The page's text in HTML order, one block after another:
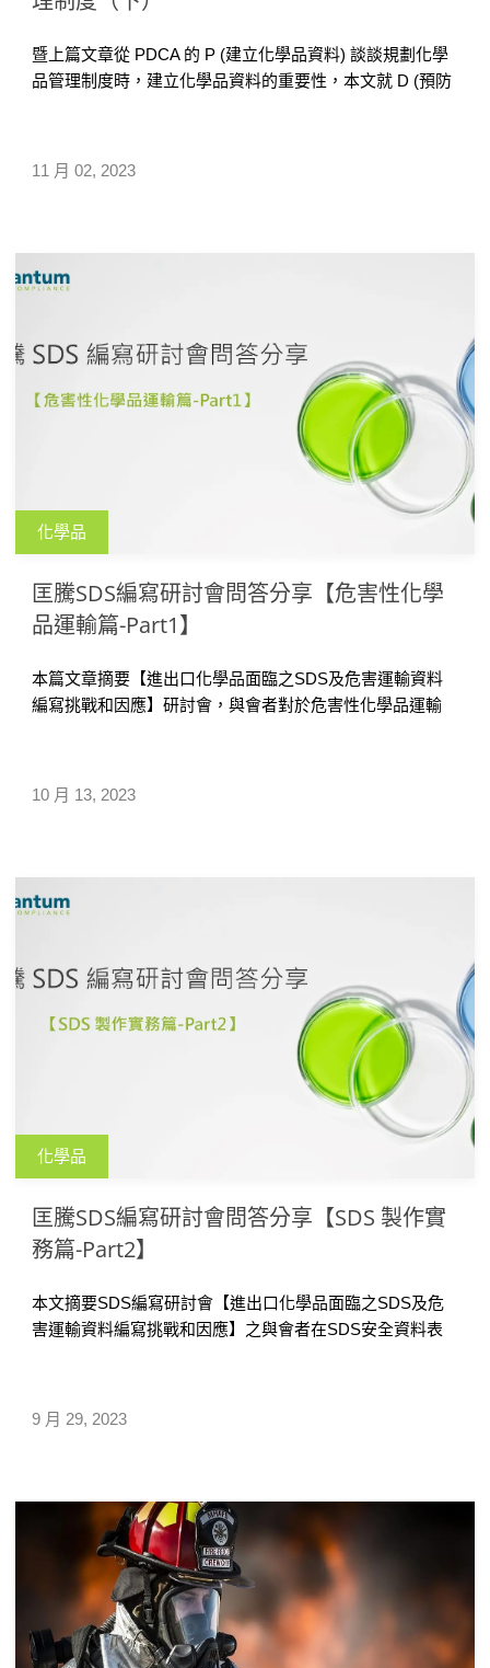
11 月 02, 2023
暨上篇文章從 PDCA 的 P (建立化學品資料) 談談規劃化學
品管理制度時，建立化學品資料的重要性，本文就 D (預防
化學品
匡騰SDS編寫研討會問答分享【危害性化學
品運輸篇-Part1】
10 月 13, 2023
本篇文章摘要【進出口化學品面臨之SDS及危害運輸資料
編寫挑戰和因應】研討會，與會者對於危害性化學品運輸
危害化學品需要資料時作為參考。
化學品
匡騰SDS編寫研討會問答分享【SDS 製作實
務篇-Part2】
9 月 29, 2023
本文摘要SDS編寫研討會【進出口化學品面臨之SDS及危
害運輸資料編寫挑戰和因應】之與會者在SDS安全資料表
考。